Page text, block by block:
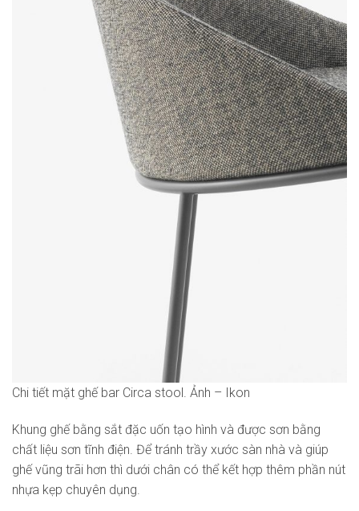
Chi tiết mặt ghế bar Circa stool. Ảnh – Ikon
Khung ghế bằng sắt đặc uốn tạo hình và được sơn bằng
chất liệu sơn tĩnh điện. Để tránh trầy xước sàn nhà và giúp
ghế vũng trãi hơn thì dưới chân có thể kết hợp thêm phần nút
nhựa kẹp chuyên dụng.